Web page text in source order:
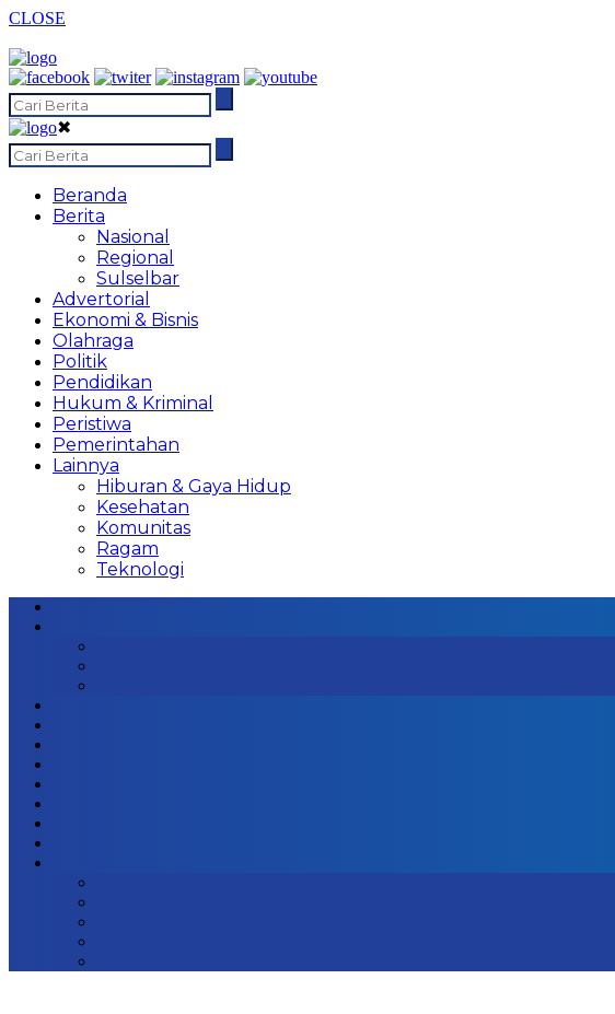
CLOSE
✖
Beranda
Berita
Nasional
Regional
Sulselbar
Advertorial
Ekonomi & Bisnis
Olahraga
Politik
Pendidikan
Hukum & Kriminal
Peristiwa
Pemerintahan
Lainnya
Hiburan & Gaya Hidup
Kesehatan
Komunitas
Ragam
Teknologi